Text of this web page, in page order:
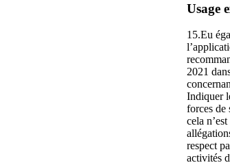
Usage
15.Eu
2021
Indiquer
forces de
cela
respect
activités